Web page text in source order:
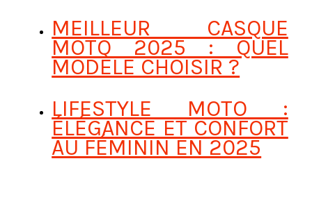
MEILLEUR CASQUE
MOTO 2025 : QUEL
MODÈLE CHOISIR ?
LIFESTYLE MOTO :
ÉLÉGANCE ET CONFORT
AU FÉMININ EN 2025